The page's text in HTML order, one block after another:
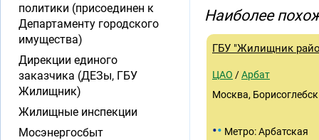
Наиболее
ГБУ "Жилищник
ЦАО /Арбат
Москва,
•• Метро: Арбатская
политики (присоединен к
Департаменту городского
имущества)
Дирекции единого
заказчика (ДЕЗы, ГБУ
Жилищник)
Жилищные инспекции
Мосэнергосбыт